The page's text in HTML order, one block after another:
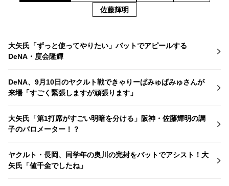
佐藤輝明
大矢氏「ずっと使ってやりたい」バットでアピールする
DeNA・度会隆輝
DeNA、9月10日のヤクルト戦できゃりーぱみゅぱみゅさんが
来場「すごく緊張しますが頑張ります」
大矢氏「第1打席がすごい明暗を分ける」阪神・佐藤輝明の調
子のバロメーター！？
ヤクルト・長岡、同学年の奥川の完封をバットでアシスト！大
矢氏「値千金でしたね」